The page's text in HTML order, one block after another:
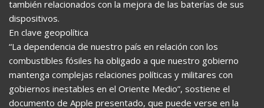
también relacionados con la mejora de las baterías de sus
dispositivos.
En clave geopolítica
“La dependencia de nuestro país en relación con los
combustibles fósiles ha obligado a que nuestro gobierno
mantenga complejas relaciones políticas y militares con
gobiernos inestables en el Oriente Medio”, sostiene el
documento de Apple presentado, que puede verse en la